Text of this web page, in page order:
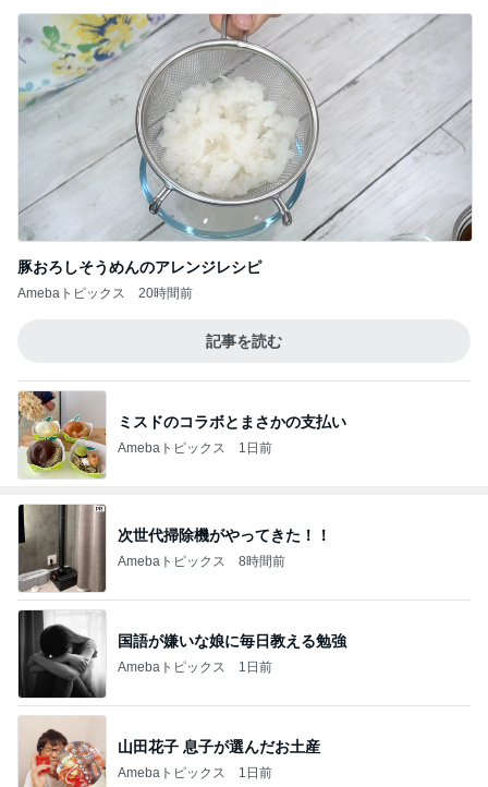
豚おろしそうめんのアレンジレシピ
Amebaトピックス 20時間前
記事を読む
ミスドのコラボとまさかの支払い
Amebaトピックス 1日前
次世代掃除機がやってきた！！
Amebaトピックス 8時間前
国語が嫌いな娘に毎日教える勉強
Amebaトピックス 1日前
山田花子 息子が選んだお土産
Amebaトピックス 1日前